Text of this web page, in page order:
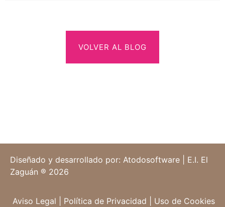
VOLVER AL BLOG
Diseñado y desarrollado por: Atodosoftware | E.I. El
Zaguán ® 2026
Aviso Legal Política de Privacidad Uso de Cookies